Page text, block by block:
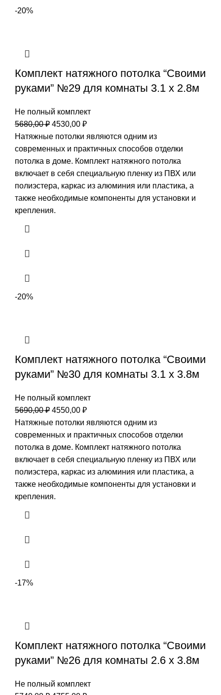
-20%
Комплект натяжного потолка “Своими
руками” №29 для комнаты 3.1 х 2.8м
Не полный комплект
5680,00₽ Первоначальная
цена
составляла
5680,00 ₽.
4530,00 ₽Текущая
цена:
4530,00 ₽.
Натяжные потолки являются одним из
современных и практичных способов отделки
потолка в доме. Комплект натяжного потолка
включает в себя специальную пленку из ПВХ или
полиэстера, каркас из алюминия или пластика, а
также необходимые компоненты для установки и
крепления.
-20%
Комплект натяжного потолка “Своими
руками” №30 для комнаты 3.1 х 3.8м
Не полный комплект
5690,00₽ Первоначальная
цена
составляла
5690,00 ₽.
4550,00 ₽Текущая
цена:
4550,00 ₽.
Натяжные потолки являются одним из
современных и практичных способов отделки
потолка в доме. Комплект натяжного потолка
включает в себя специальную пленку из ПВХ или
полиэстера, каркас из алюминия или пластика, а
также необходимые компоненты для установки и
крепления.
-17%
Комплект натяжного потолка “Своими
руками” №26 для комнаты 2.6 х 3.8м
Не полный комплект